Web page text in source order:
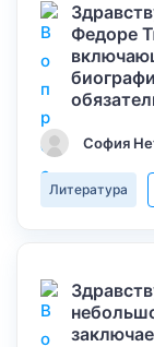
Федоре
София
Литература